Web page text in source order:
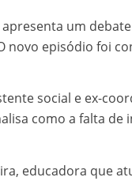
um
novo episódio foi
social e ex-
como a falta
educadora que